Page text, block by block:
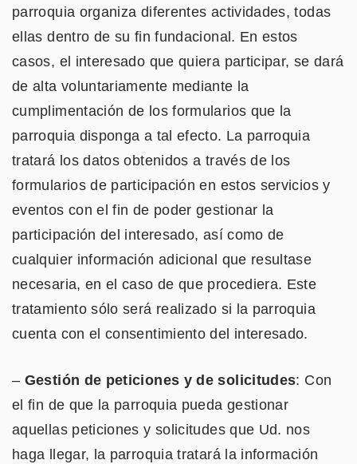
parroquia organiza diferentes actividades, todas
ellas dentro de su fin fundacional. En estos
casos, el interesado que quiera participar, se dará
de alta voluntariamente mediante la
cumplimentación de los formularios que la
parroquia disponga a tal efecto. La parroquia
tratará los datos obtenidos a través de los
formularios de participación en estos servicios y
eventos con el fin de poder gestionar la
participación del interesado, así como de
cualquier información adicional que resultase
necesaria, en el caso de que procediera. Este
tratamiento sólo será realizado si la parroquia
cuenta con el consentimiento del interesado.
– Gestión de peticiones y de solicitudes: Con
el fin de que la parroquia pueda gestionar
aquellas peticiones y solicitudes que Ud. nos
haga llegar, la parroquia tratará la información